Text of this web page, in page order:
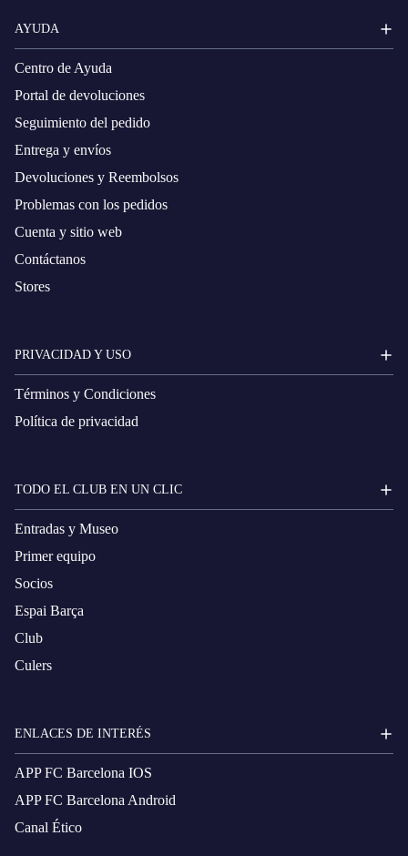
AYUDA
Centro de Ayuda
Portal de devoluciones
Seguimiento del pedido
Entrega y envíos
Devoluciones y Reembolsos
Problemas con los pedidos
Cuenta y sitio web
Contáctanos
Stores
PRIVACIDAD Y USO
Términos y Condiciones
Política de privacidad
TODO EL CLUB EN UN CLIC
Entradas y Museo
Primer equipo
Socios
Espai Barça
Club
Culers
ENLACES DE INTERÉS
APP FC Barcelona IOS
APP FC Barcelona Android
Canal Ético